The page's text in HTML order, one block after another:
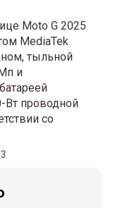
Moto G 2025
MediaTek
тыльной
и
проводной
со